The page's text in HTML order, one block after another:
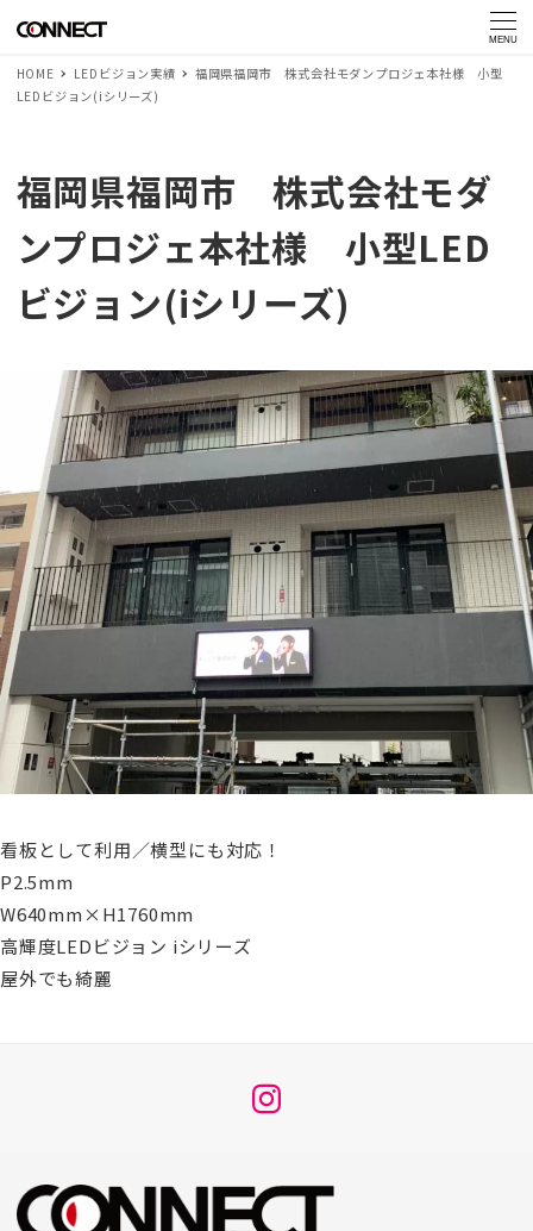
MENU
HOME LEDビジョン実績
福岡県福岡市 株式会社モダンプロジェ本社様 小型
LEDビジョン(iシリーズ)
福岡県福岡市 株式会社モダ
ンプロジェ本社様 小型LED
ビジョン(iシリーズ)
看板として利用／横型にも対応！
P2.5mm
W640mm×H1760mm
高輝度LEDビジョン iシリーズ
屋外でも綺麗
メ
ー